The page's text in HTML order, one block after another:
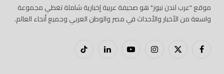
موقع "عرب لندن نيوز" هو صحيفة عربية إخبارية شاملة تغطي مجموعة
واسعة من الأخبار والأحداث في مصر والوطن العربي وجميع أنحاء العالم.
فيسبوكX
إنستغراميوتيوب لينكدود
تيك